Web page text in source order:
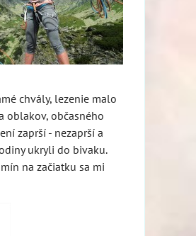
chvály, lezenie malo
oblakov, občasného
zaprší - nezaprší a
ukryli do bivaku.
na začiatku sa mi